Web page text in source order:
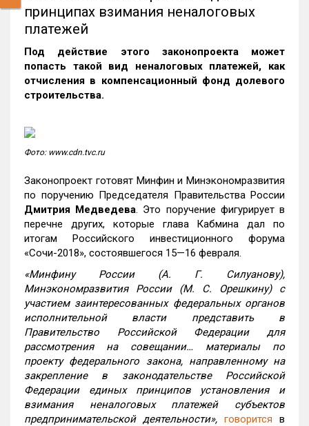
принципах взимания неналоговых
платежей
Под действие этого законопроекта может
попасть такой вид неналоговых платежей, как
отчисления в компенсационный фонд долевого
строительства.
Фото: www.cdn.tvc.ru
Законопроект готовят Минфин и Минэкономразвития
по поручению Председателя Правительства России
Дмитрия Медведева. Это поручение фигурирует в
перечне других, которые глава Кабмина дал по
итогам Российского инвестиционного форума
«Сочи-2018», состоявшегося 15—16 февраля.
«Минфину России (А. Г. Силуанову),
Минэкономразвития России (М. С. Орешкину) с
участием заинтересованных федеральных органов
исполнительной власти представить в
Правительство Российской Федерации для
рассмотрения на совещании… материалы по
проекту федерального закона, направленному на
закрепление в законодательстве Российской
Федерации единых принципов установления и
взимания неналоговых платежей субъектов
предпринимательской деятельности», говорится в